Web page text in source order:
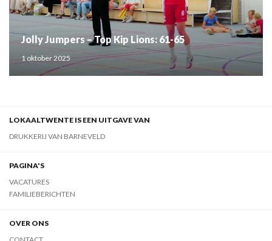
Jolly Jumpers – Top Kip Lions: 61-65
1 oktober 2025
LOKAALTWENTE IS EEN UITGAVE VAN
DRUKKERIJ VAN BARNEVELD
PAGINA'S
VACATURES
FAMILIEBERICHTEN
OVER ONS